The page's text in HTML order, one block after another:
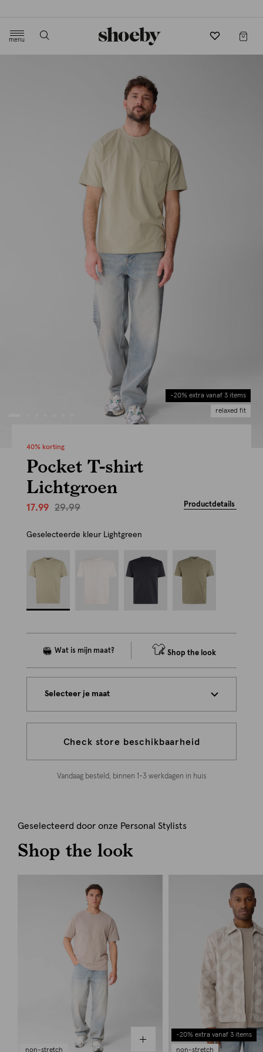
menu
-20% extra vanaf 3 items
relaxed fit
40% korting
Pocket T-shirt
Lichtgroen
17.99 29.99 Productdetails
Geselecteerde kleur Lightgreen
Shop the look
Selecteer je maat
Check store beschikbaarheid
Vandaag besteld, binnen 1-3 werkdagen in huis
Geselecteerd door onze Personal Stylists
Shop the look
non-stretch
-20% extra vanaf 3 items
non-stretch